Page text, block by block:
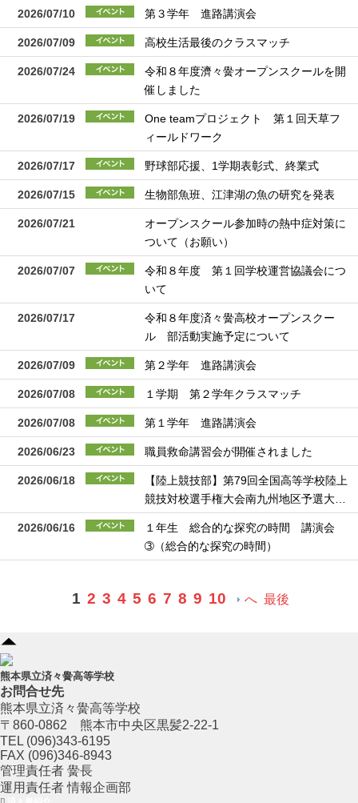
2026/07/10 第３学年 進路講演会
2026/07/09 高校生活最後のクラスマッチ
2026/07/24
令和８年度濟々黌オープンスクールを開
催しました
2026/07/19
One teamプロジェクト 第１回天草フ
ィールドワーク
2026/07/17 野球部応援、1学期表彰式、終業式
2026/07/15 生物部魚班、江津湖の魚の研究を発表
2026/07/21
オープンスクール参加時の熱中症対策に
ついて（お願い）
2026/07/07
令和８年度 第１回学校運営協議会につ
いて
2026/07/17
令和８年度済々黌高校オープンスクー
ル 部活動実施予定について
2026/07/09 第２学年 進路講演会
2026/07/08 １学期 第２学年クラスマッチ
2026/07/08 第１学年 進路講演会
2026/06/23 職員救命講習会が開催されました
2026/06/18
【陸上競技部】第79回全国高等学校陸上
競技対校選手権大会南九州地区予選大…
2026/06/16
１年生 総合的な探究の時間 講演会
➂（総合的な探究の時間）
1 2 3 4 5 6 7 8 9 10 へ 最後
熊本県立済々黌高等学校
お問合せ先
熊本県立済々黌高等学校
〒860-0862 熊本市中央区黒髪2-22-1
TEL (096)343-6195
FAX (096)346-8943
管理責任者 黌長
運用責任者 情報企画部